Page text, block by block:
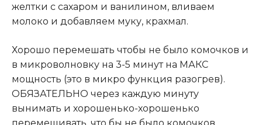
желтки с сахаром и ванилином, вливаем
молоко и добавляем муку, крахмал.
Хорошо перемешать чтобы не было комочков и
в микроволновку на 3-5 минут на МАКС
мощность (это в микро функция разогрев).
ОБЯЗАТЕЛЬНО через каждую минуту
вынимать и хорошенько-хорошенько